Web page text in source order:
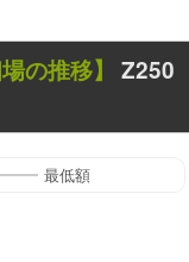
の推移】 Z250
最低額